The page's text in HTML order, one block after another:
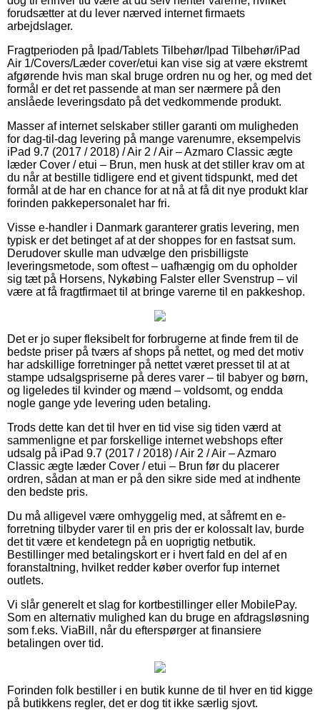
forudsætter at du lever nærved internet firmaets
arbejdslager.
Fragtperioden på Ipad/Tablets Tilbehør/Ipad Tilbehør/iPad
Air 1/Covers/Læder cover/etui kan vise sig at være ekstremt
afgørende hvis man skal bruge ordren nu og her, og med det
formål er det ret passende at man ser nærmere på den
anslåede leveringsdato på det vedkommende produkt.
Masser af internet selskaber stiller garanti om muligheden
for dag-til-dag levering på mange varenumre, eksempelvis
iPad 9.7 (2017 / 2018) / Air 2 / Air – Azmaro Classic ægte
læder Cover / etui – Brun, men husk at det stiller krav om at
du når at bestille tidligere end et givent tidspunkt, med det
formål at de har en chance for at nå at få dit nye produkt klar
forinden pakkepersonalet har fri.
Visse e-handler i Danmark garanterer gratis levering, men
typisk er det betinget af at der shoppes for en fastsat sum.
Derudover skulle man udvælge den prisbilligste
leveringsmetode, som oftest – uafhængig om du opholder
sig tæt på Horsens, Nykøbing Falster eller Svenstrup – vil
være at få fragtfirmaet til at bringe varerne til en pakkeshop.
Det er jo super fleksibelt for forbrugerne at finde frem til de
bedste priser på tværs af shops på nettet, og med det motiv
har adskillige forretninger på nettet været presset til at at
stampe udsalgspriserne på deres varer – til babyer og børn,
og ligeledes til kvinder og mænd – voldsomt, og endda
nogle gange yde levering uden betaling.
Trods dette kan det til hver en tid vise sig tiden værd at
sammenligne et par forskellige internet webshops efter
udsalg på iPad 9.7 (2017 / 2018) / Air 2 / Air – Azmaro
Classic ægte læder Cover / etui – Brun før du placerer
ordren, sådan at man er på den sikre side med at indhente
den bedste pris.
Du må alligevel være omhyggelig med, at såfremt en e-
forretning tilbyder varer til en pris der er kolossalt lav, burde
det tit være et kendetegn på en uoprigtig netbutik.
Bestillinger med betalingskort er i hvert fald en del af en
foranstaltning, hvilket redder køber overfor fup internet
outlets.
Vi slår generelt et slag for kortbestillinger eller MobilePay.
Som en alternativ mulighed kan du bruge en afdragsløsning
som f.eks. ViaBill, når du efterspørger at finansiere
betalingen over tid.
Forinden folk bestiller i en butik kunne de til hver en tid kigge
på butikkens regler, det er dog tit ikke særlig sjovt.